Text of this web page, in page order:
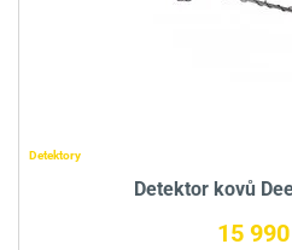
Detektory
Detektor kovů
15